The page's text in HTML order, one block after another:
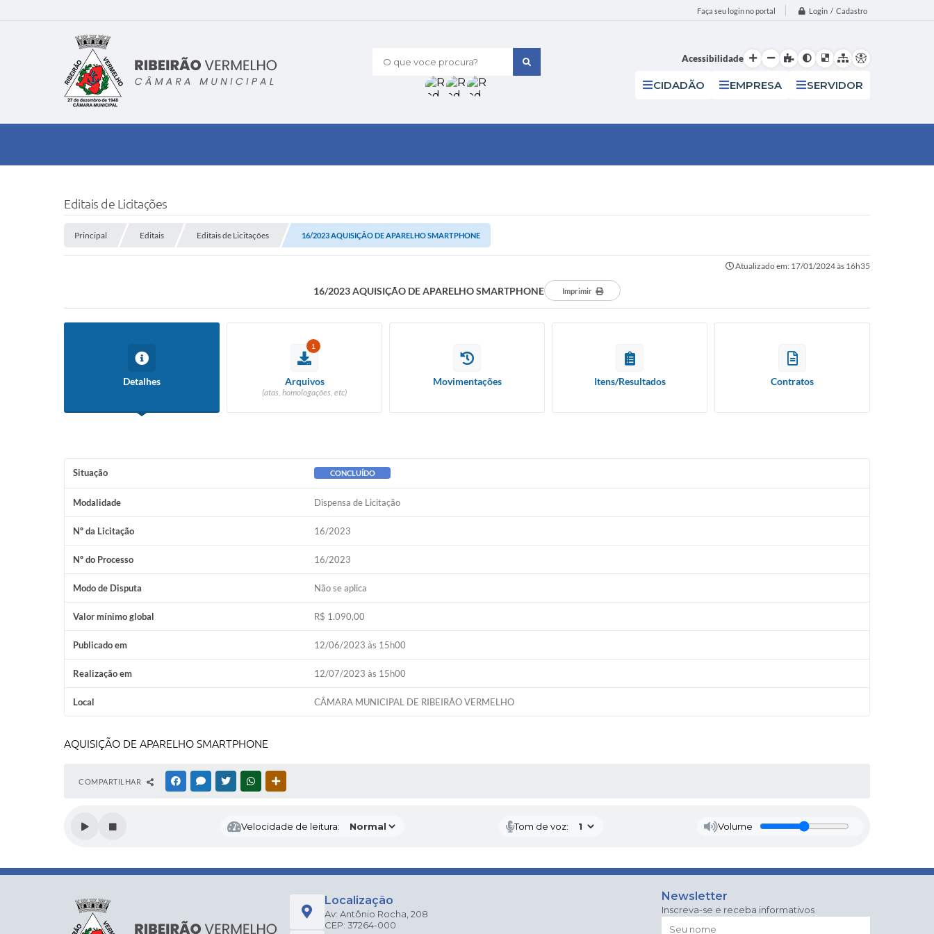
Faça seu login no portal Login / Cadastro
O que voce procura? Acessibilidade
CIDADÃO EMPRESA SERVIDOR
Editais de Licitações
Principal Editais Editais de Licitações 16/2023 AQUISIÇÃO DE APARELHO SMARTPHONE
Atualizado em: 17/01/2024 às 16h35
16/2023 AQUISIÇÃO DE APARELHO SMARTPHONE Imprimir
Detalhes
1
Arquivos
(atas, homologações, etc)
Movimentações Itens/Resultados Contratos
Situação CONCLUÍDO
Modalidade Dispensa de Licitação
Nº da Licitação 16/2023
Nº do Processo 16/2023
Modo de Disputa Não se aplica
Valor mínimo global R$ 1.090,00
Publicado em 12/06/2023 às 15h00
Realização em 12/07/2023 às 15h00
Local CÂMARA MUNICIPAL DE RIBEIRÃO VERMELHO
AQUISIÇÃO DE APARELHO SMARTPHONE
COMPARTILHAR FACEBOOKMESSENGER
TWITTERWHATSAPP
Velocidade de leitura: Tom de voz: Volume
Localização
Av: Antônio Rocha, 208
CEP: 37264-000
Newsletter
Inscreva-se e receba informativos